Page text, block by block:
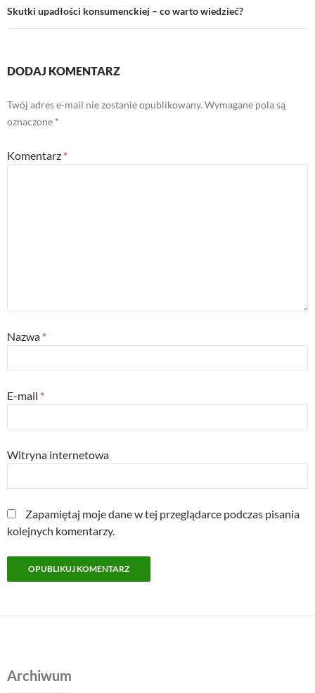
Skutki upadłości konsumenckiej – co warto wiedzieć?
DODAJ KOMENTARZ
Twój adres e-mail nie zostanie opublikowany. Wymagane pola są
oznaczone *
Komentarz *
Nazwa *
E-mail *
Witryna internetowa
Zapamiętaj moje dane w tej przeglądarce podczas pisania
kolejnych komentarzy.
Archiwum